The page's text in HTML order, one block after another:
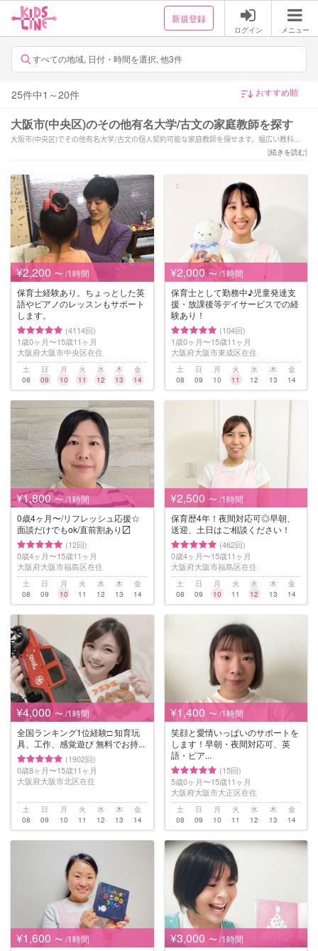
新規登録
ログイン メニュー
すべての地域, 日付・時間を選択, 他3件
25件中1 ～20件
大阪市(中央区)のその他有名大学/古文の家庭教師を探す
大阪市(中央区)でその他有名大学/古文の個人契約可能な家庭教師を探せます。幅広い教科か
[続きを読む]
¥2,200 〜 /1時間
保育士経験あり。ちょっとした英
語やピアノのレッスンもサポート
します。
(4114回)
1歳0ヶ月〜15歳11ヶ月
大阪府大阪市中央区在住
土
08
日
09
月
10
火
11
水
12
木
13
金
14
¥2,000 〜 /1時間
保育士として勤務中♪児童発達支
援・放課後等デイサービスでの経
験あり！
(104回)
1歳0ヶ月〜15歳11ヶ月
大阪府大阪市東成区在住
土
08
日
09
月
10
火
11
水
12
木
13
金
14
¥1,800 〜 /1時間
0歳4ヶ月〜/リフレッシュ応援☆
面談だけでもok/直前割あり〼
(12回)
0歳4ヶ月〜15歳11ヶ月
大阪府大阪市福島区在住
土
08
日
09
月
10
火
11
水
12
木
13
金
14
¥2,500 〜 /1時間
保育歴4年！夜間対応可◎早朝、
送迎、土日はご相談ください！
(462回)
0歳4ヶ月〜15歳11ヶ月
大阪府大阪市福島区在住
土
08
日
09
月
10
火
11
水
12
木
13
金
14
¥4,000 〜 /1時間
全国ランキング1位経験□️ 知育玩
具、工作、感覚遊び 無料でお持...
(1902回)
0歳8ヶ月〜15歳11ヶ月
大阪府大阪市北区在住
土
08
日
09
月
10
火
11
水
12
木
13
金
14
¥1,400 〜 /1時間
笑顔と愛情いっぱいのサポートを
します！早朝・夜間対応可、英
語・ピア...
(15回)
5歳0ヶ月〜15歳11ヶ月
大阪府大阪市大正区在住
土
08
日
09
月
10
火
11
水
12
木
13
金
14
¥1,600 〜 /1時間
¥3,000 〜 /1時間